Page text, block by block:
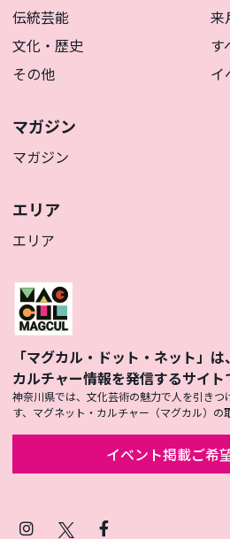
伝統芸能
文化・歴史
その他
来
す
イ
マガジン
マガジン
エリア
エリア
「マグカル・ドット・ネット」
カルチャー情報を発信するサイト
神奈川県では、文化芸術の魅力で人を引きつ
す、マグネット・カルチャー（マグカル）の
イベント掲載ご希
InstagramFacebook